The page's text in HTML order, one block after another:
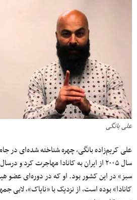
علی بانگی
علی کریم‌زاده بانگی، چهره شناخته شده‌ای در
سبز» در این کشور بود. او که در دوره‌‌ای عضو
کانادا» بوده است، از نزدیک با «نایاک»، لابی